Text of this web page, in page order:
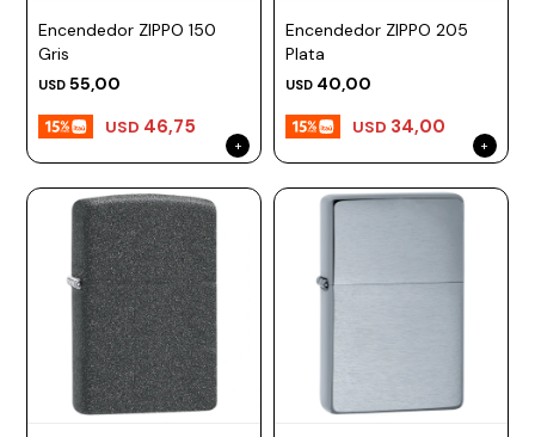
Encendedor ZIPPO 150
Gris
USD 55,00
USD 46,75
Encendedor ZIPPO 205
Plata
USD 40,00
USD 34,00